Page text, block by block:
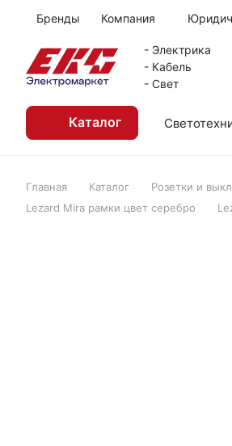
Бренды Компания
- Электрика
- Кабель
- Свет
Каталог
Главная Каталог Розетки и
Lezard Mira рамки цвет серебро